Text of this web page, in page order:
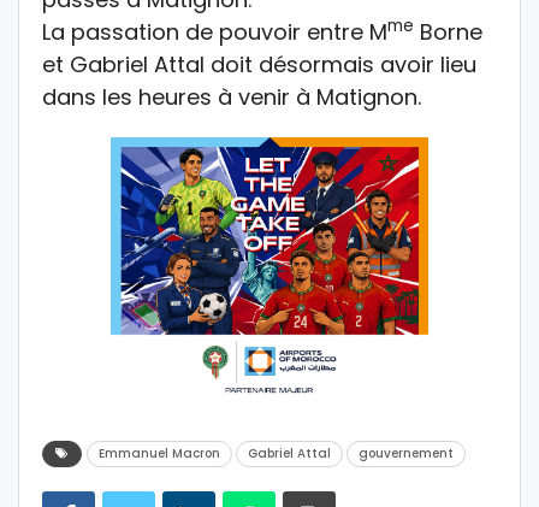
La passation de pouvoir entre Mme Borne
et Gabriel Attal doit désormais avoir lieu
dans les heures à venir à Matignon.
Emmanuel Macron Gabriel Attal gouvernement